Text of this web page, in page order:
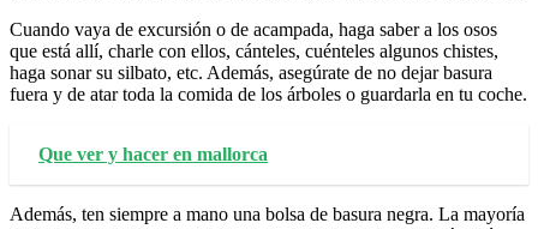
Cuando vaya de excursión o de acampada, haga saber a los osos
que está allí, charle con ellos, cánteles, cuénteles algunos chistes,
haga sonar su silbato, etc. Además, asegúrate de no dejar basura
fuera y de atar toda la comida de los árboles o guardarla en tu coche.
Que ver y hacer en mallorca
Además, ten siempre a mano una bolsa de basura negra. La mayoría